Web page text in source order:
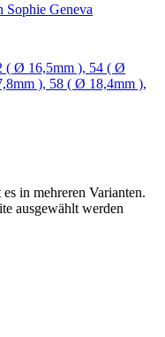
Sophie Geneva
( Ø 16,5mm ), 54 ( Ø
), 58 ( Ø 18,4mm ),
in mehreren Varianten.
ausgewählt werden